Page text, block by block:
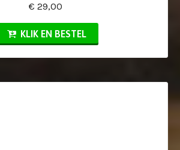
€ 29,00
KLIK EN BESTEL